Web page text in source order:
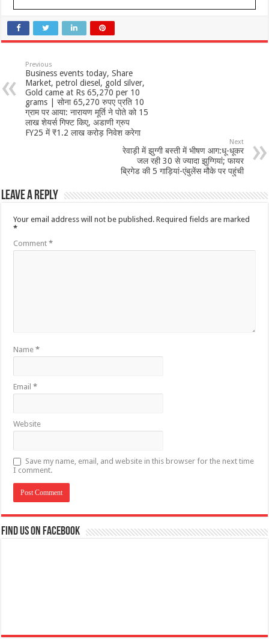
Previous
Business events today, Share
Market, petrol diesel, gold silver,
Gold came at Rs 65,270 per 10
grams | सोना 65,270 रुपए प्रति 10
ग्राम पर आया: नारायण मूर्ति ने पोते को 15
लाख शेयर्स गिफ्ट किए, अडाणी ग्रुप
FY25 में ₹1.2 लाख करोड़ निवेश करेगा
Next
रेवाड़ी में झुग्गी बस्ती में भीषण आग:धू-धूकर
जल रही 30 से ज्यादा झुग्गियां; फायर
ब्रिगेड की 5 गाड़ियां-एंबुलेंस मौके पर पहुंची
Leave a Reply
Your email address will not be published. Required fields are marked
*
Comment*
Name*
Email*
Website
Save my name, email, and website in this browser for the next time
I comment.
Find us on Facebook